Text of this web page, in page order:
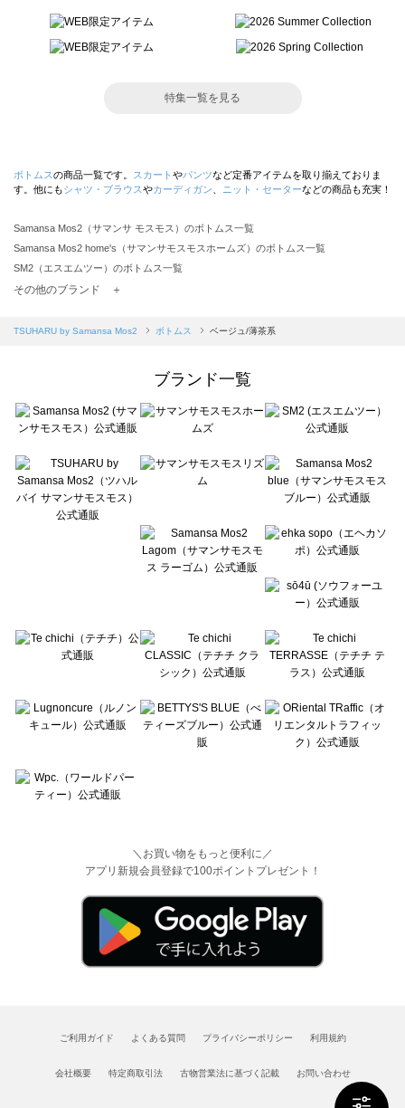
特集一覧を見る
ボトムスの商品一覧です。 スカート やパンツなど定番アイテムを取り揃えておりま
す。他にもシャツ・ブラウスやカーディガン ニット・セーターなどの商品も充実！
Samansa Mos2（サマンサ モスモス）のボトムス一覧
Samansa Mos2 home's（サマンサモスモスホームズ）のボトムス一覧
SM2（エスエムツー）のボトムス一覧
TSUHARU by Samansa Mos2（ツハルバイサマンサモスモス）のボトムス一覧
Samansa Mos2 blue（サマンサモスモス ブルー）のボトムス一覧
sō4ū（ソウフォーユー）のボトムス一覧
Te chichi（テチチ）のボトムス一覧
Te chichi CLASSIC（テチチ クラシック）のボトムス一覧
Lugnoncure（ルノンキュール）のボトムス一覧
BETTY'S BLUE（べティーズブルー）のボトムス一覧
Wpc.（ワールドパーティー）のボトムス一覧
その他のブランド ＋
TSUHARU by Samansa Mos2 ボトムス ベージュ/薄茶系
ブランド一覧
＼お買い物をもっと便利に／
アプリ新規会員登録で100ポイントプレゼント！
ご利用ガイド よくある質問 プライバシーポリシー 利用規約
会社概要 特定商取引法 古物営業法に基づく記載 お問い合わせ